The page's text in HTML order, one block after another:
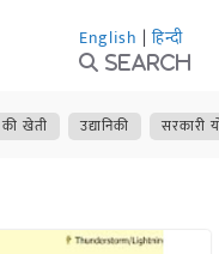
English | हिन्दी
Search
खेती उद्यानिकी सरकारी